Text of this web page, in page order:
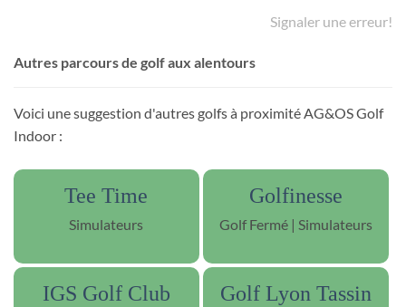
Signaler une erreur!
Autres parcours de golf aux alentours
Voici une suggestion d'autres golfs à proximité AG&OS Golf
Indoor :
Tee Time
Simulateurs
Golfinesse
Golf Fermé | Simulateurs
IGS Golf Club Golf Lyon Tassin